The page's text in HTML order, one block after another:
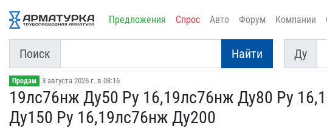
Предложения Спрос Авто Форум Компании
Поиск Найти
Ду
Ду
Продам 3 августа 2026 г. в 08:16
19лс76нж Ду50 Ру 16,19лс​76нж Ду80 Ру
Ду​150 Ру 16,19лс76нж Ду200